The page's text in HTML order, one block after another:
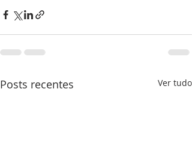
Posts recentes Ver tudo